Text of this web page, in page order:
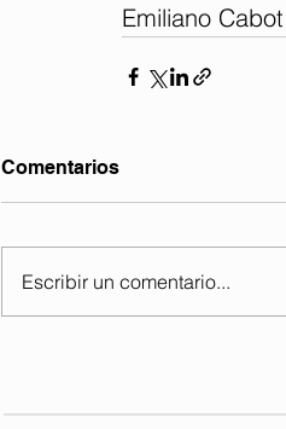
Emiliano
Comentarios
Escribir un comentario...